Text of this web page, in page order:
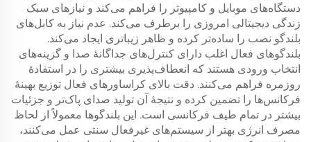
دستگاه‌های موبایل و کامپیوتر را فراهم می‌کند و نیازهای سبک
زندگی دیجیتالی امروزی را برطرف می‌کند. عدم نیاز به کابل‌های
بلندگو نصب را ساده‌تر کرده و ظاهر زیباتری ایجاد می‌کند.
بلندگوهای فعال اغلب دارای کنترل‌های جداگانهٔ صدا و گزینه‌های
انتخاب ورودی هستند که انعطاف‌پذیری بیشتری را در استفادهٔ
روزمره فراهم می‌کنند. دقت بالای کراساورهای فعال توزیع بهینهٔ
فرکانس‌ها را تضمین کرده و نتیجهٔ آن تولید صدای پاک‌تر و جزئیات
بیشتر در تمام طیف فرکانسی است. این بلندگوها معمولاً از لحاظ
مصرف انرژی بهتر از سیستم‌های غیرفعال سنتی عمل می‌کنند،